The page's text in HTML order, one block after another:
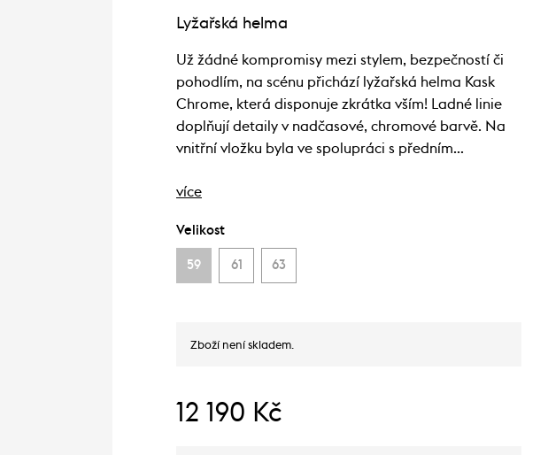
Lyžařská helma
Už žádné kompromisy mezi stylem, bezpečností či
pohodlím, na scénu přichází lyžařská helma Kask
Chrome, která disponuje zkrátka vším! Ladné linie
doplňují detaily v nadčasové, chromové barvě. Na
vnitřní vložku byla ve spolupráci s předním…
více
Velikost
59 61 63
Zboží není skladem.
12 190 Kč